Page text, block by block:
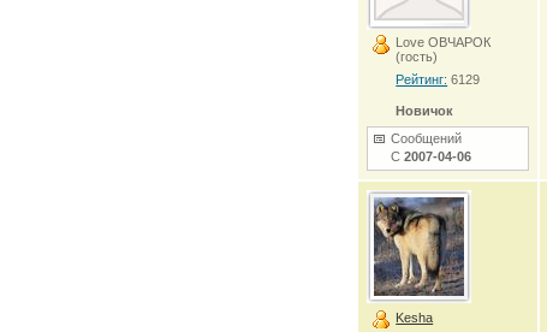
Love ОВЧАРОК
(гость)
Рейтинг: 6129
Новичок
Сообщений
С2007-04-06
Kesha